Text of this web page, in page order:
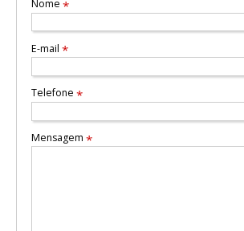
Nome *
E-mail *
Telefone *
Mensagem *